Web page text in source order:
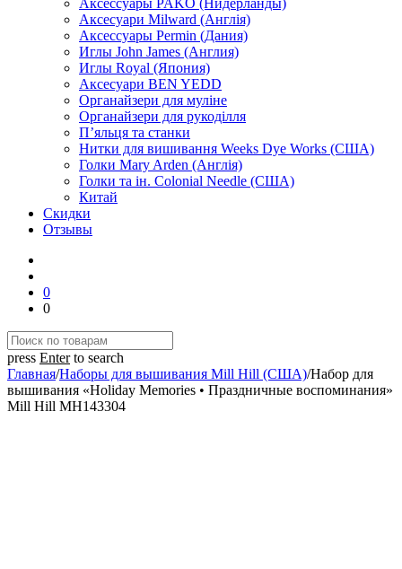
Аксессуары PAKO (Нидерланды)
Аксесуари Milward (Англія)
Аксессуары Permin (Дания)
Иглы John James (Англия)
Иглы Royal (Япония)
Аксесуари BEN YEDD
Органайзери для муліне
Органайзери для рукоділля
П’яльця та станки
Нитки для вишивання Weeks Dye Works (США)
Голки Mary Arden (Англія)
Голки та ін. Colonial Needle (США)
Китай
Скидки
Отзывы
0
0
press Enterto search
Главная/Наборы для вышивания Mill Hill (США)/Набор для
вышивания «Holiday Memories • Праздничные воспоминания»
Mill Hill MH143304